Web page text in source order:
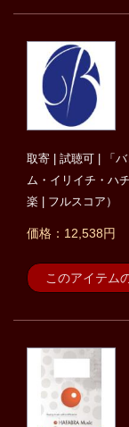
取寄 | 試聴可 | 「
ム・イリイチ・ハ
楽 | フルスコア）
価格：12,538円
このアイテム